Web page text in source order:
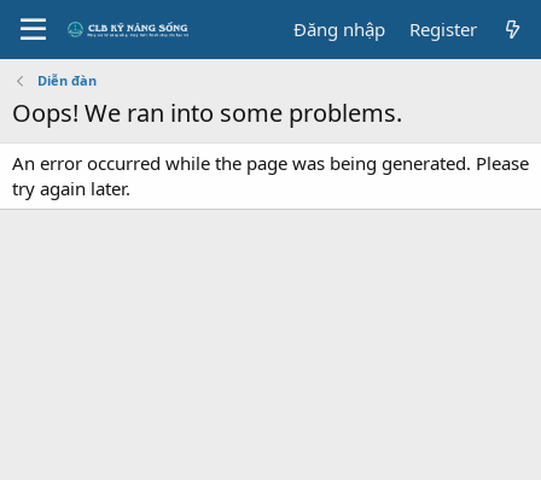
Đăng nhập Register
Diễn đàn
Oops! We ran into some problems.
An error occurred while the page was being generated. Please
try again later.